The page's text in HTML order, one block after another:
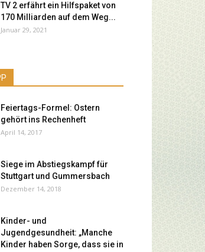
TV 2 erfährt ein Hilfspaket von
170 Milliarden auf dem Weg...
Januar 29, 2021
Feiertags-Formel: Ostern
gehört ins Rechenheft
April 14, 2017
Siege im Abstiegskampf für
Stuttgart und Gummersbach
Dezember 14, 2018
Kinder- und
Jugendgesundheit: „Manche
Kinder haben Sorge, dass sie in